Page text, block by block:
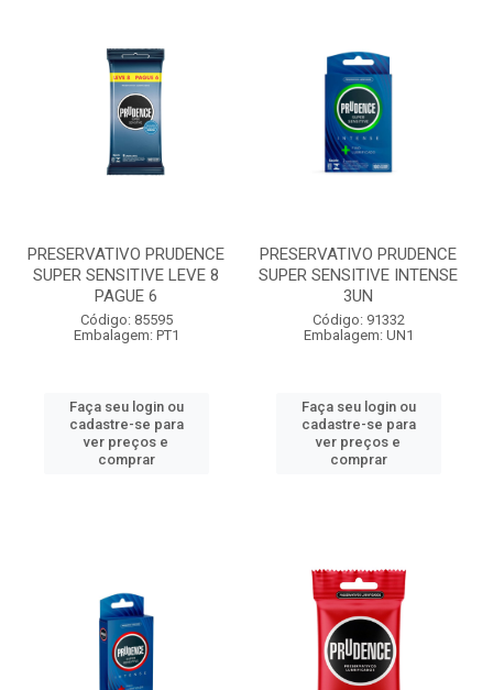
PRESERVATIVO PRUDENCE
SUPER SENSITIVE LEVE 8
PAGUE 6
Código: 85595
Embalagem: PT1
Faça seu login ou
cadastre-se para
ver preços e
comprar
PRESERVATIVO PRUDENCE
SUPER SENSITIVE INTENSE
3UN
Código: 91332
Embalagem: UN1
Faça seu login ou
cadastre-se para
ver preços e
comprar